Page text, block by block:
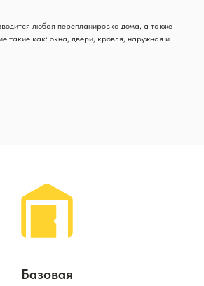
любая перепланировка дома, а также
такие как: окна, двери, кровля, наружная и
Базовая